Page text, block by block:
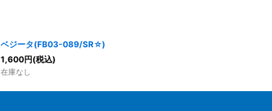
ベジータ(FB03-089/SR☆)
1,600円(税込)
在庫なし